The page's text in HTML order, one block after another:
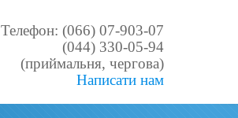
Телефон: (066) 07-903-07
(044) 330-05-94
(приймальня, чергова)
Написати нам